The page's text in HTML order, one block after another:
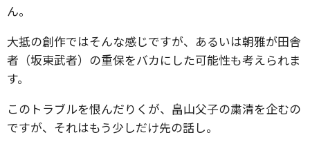
ん。
大抵の創作ではそんな感じですが、あるいは朝雅が田舎
者（坂東武者）の重保をバカにした可能性も考えられま
す。
このトラブルを恨んだりくが、畠山父子の粛清を企むの
ですが、それはもう少しだけ先の話し。